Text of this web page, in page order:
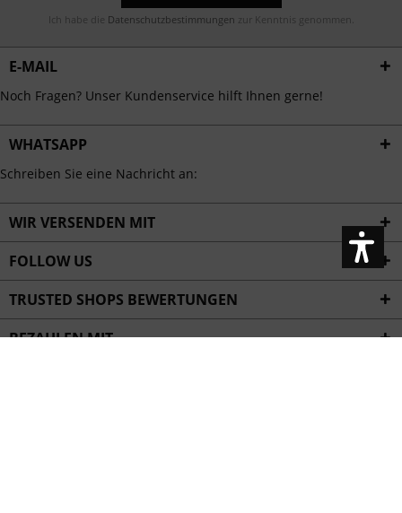
Ich habe die Datenschutzbestimmungen zur Kenntnis genommen.
E-MAIL
Noch Fragen? Unser Kundenservice hilft Ihnen gerne!
WHATSAPP
Schreiben Sie eine Nachricht an:
WIR VERSENDEN MIT
FOLLOW US
TRUSTED SHOPS BEWERTUNGEN
BEZAHLEN MIT